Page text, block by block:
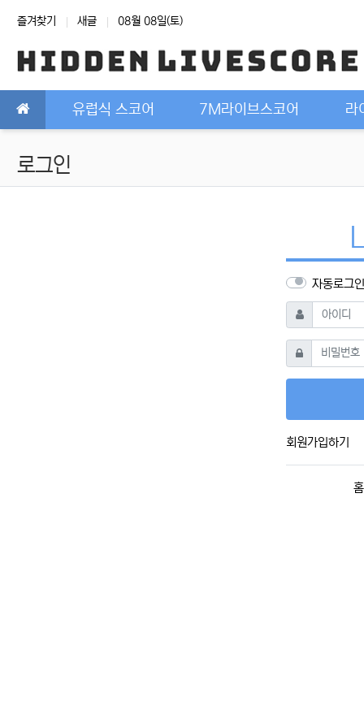
상단 네비
즐겨찾기 새글 08월 08일(토)
메인 메뉴유럽식 스코어 7M라이브스코어 라
로그인
자동로그인
아이디
필수
비밀번호필수
회원가입하기